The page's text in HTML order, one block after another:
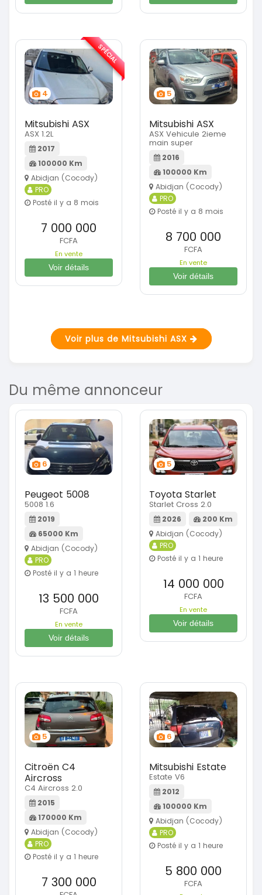
4
Mitsubishi ASX
ASX 1.2L
2017
100000 Km
Abidjan (Cocody)
PRO
Posté il y a 8 mois
7 000 000
FCFA
En vente
Voir détails
SPÉCIAL
5
Mitsubishi ASX
ASX Vehicule 2ieme
main super
2016
100000 Km
Abidjan (Cocody)
PRO
Posté il y a 8 mois
8 700 000
FCFA
En vente
Voir détails
Voir plus de Mitsubishi ASX
Du même annonceur
6
Peugeot 5008
5008 1.6
2019
65000 Km
Abidjan (Cocody)
PRO
Posté il y a 1 heure
13 500 000
FCFA
En vente
Voir détails
5
Toyota Starlet
Starlet Cross 2.0
2026
200 Km
Abidjan (Cocody)
PRO
Posté il y a 1 heure
14 000 000
FCFA
En vente
Voir détails
5
Citroën C4
Aircross
C4 Aircross 2.0
2015
170000 Km
Abidjan (Cocody)
PRO
Posté il y a 1 heure
7 300 000
6
Mitsubishi Estate
Estate V6
2012
100000 Km
Abidjan (Cocody)
PRO
Posté il y a 1 heure
5 800 000
FCFA